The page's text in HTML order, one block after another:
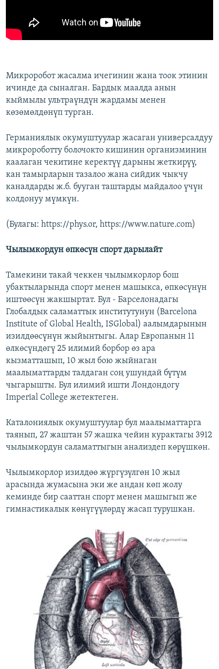
Микроробот жасалма ичегинин жана тоок этинин
ичинде да сыналган. Бардык маалда анын
кыймылы ультраүндүн жардамы менен
көзөмөлдөнүп турган.
Германиялык окумуштуулар жасаган универсалдуу
микророботту болочокто кишинин организминин
каалаган чекитине керектүү дарыны жеткирүү,
кан тамырларын тазалоо жана сийдик чыкчу
каналдарды ж.б. бууган таштарды майдалоо үчүн
колдонуу мүмкүн.
(Булагы: https://phys.or, https://www.nature.com)
Чылымкордун өпкөсүн спорт дарылайт
Тамекини такай чеккен чылымкорлор бош
убактыларында спорт менен машыкса, өпкөсүнүн
иштөөсүн жакшыртат. Бул - Барселонадагы
Глобалдык саламаттык институтунун (Barcelona
Institute of Global Health, ISGlobal) аалымдарынын
изилдөөсүнүн жыйынтыгы. Алар Европанын 11
өлкөсүндөгү 25 илимий борбор өз ара
кызматташып, 10 жыл бою жыйнаган
маалыматтарды талдаган соң ушундай бүтүм
чыгарышты. Бул илимий ишти Лондондогу
Imperial College жетектеген.
Каталониялык окумуштуулар бул маалыматтарга
таянып, 27 жаштан 57 жашка чейин курактагы 3912
чылымкордун саламаттыгын анализдеп көрүшкөн.
Чылымкорлор изилдөө жүргүзүлгөн 10 жыл
арасында жумасына эки же андан көп жолу
кеминде бир сааттан спорт менен машыгып же
гимнастикалык көнүгүүлөрдү жасап турушкан.